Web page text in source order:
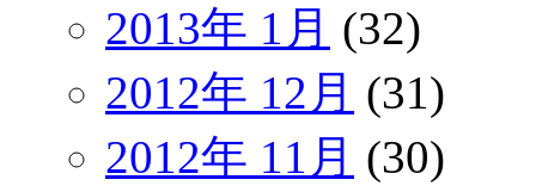
2013年 1月 (32)
2012年 12月 (31)
2012年 11月 (30)